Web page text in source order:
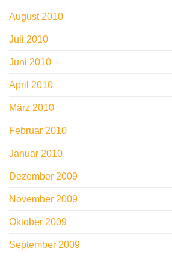
August 2010
Juli 2010
Juni 2010
April 2010
März 2010
Februar 2010
Januar 2010
Dezember 2009
November 2009
Oktober 2009
September 2009